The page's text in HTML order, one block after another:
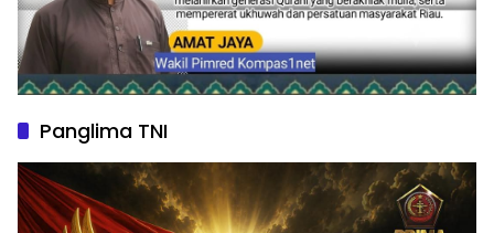
Panglima TNI